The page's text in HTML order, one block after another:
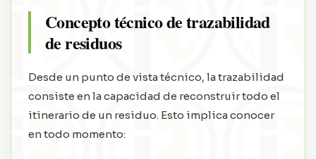
Concepto técnico de trazabilidad
de residuos
Desde un punto de vista técnico, la trazabilidad
consiste en la capacidad de reconstruir todo el
itinerario de un residuo. Esto implica conocer
en todo momento: